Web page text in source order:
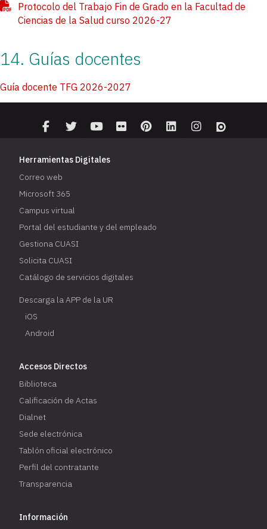
Protocolo del Trabajo Fin de Grado en la Facultad de
Ciencias de la Salud curso 2026-27
14. Guías docentes
Guía docente TFG 2026-2027
Herramientas Digitales
Correo web
Microsoft 365
Campus virtual
Portal del estudiante y del empleado
Gestiona CUASI
Solicita CUASI
Catálogo de servicios digitales
Descarga la APP de la UR
iOS
Android
Accesos Directos
Biblioteca
Calificación de Actas
Dialnet
Sede electrónica
Tablón oficial electrónico
Perfil del contratante
Transparencia
Información